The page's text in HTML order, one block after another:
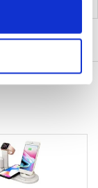
Ultra
4/3/2/1 Stitched
45mm/44mm/42mm -